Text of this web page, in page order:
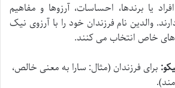
یا برندها، احساسات، آرزوها و مفاهیم
والدین نام فرزندان خود را با آرزوی نیک
های خاص انتخاب می کنند.
برای فرزندان (مثال: سارا به معنی خالص،